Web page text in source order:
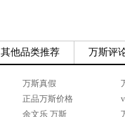
其他品类推荐 万斯评
万斯真假
正品万斯价格
余文乐 万斯